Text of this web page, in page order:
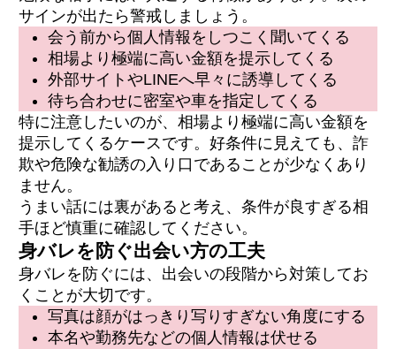
サインが出たら警戒しましょう。
会う前から個人情報をしつこく聞いてくる
相場より極端に高い金額を提示してくる
外部サイトやLINEへ早々に誘導してくる
待ち合わせに密室や車を指定してくる
特に注意したいのが、相場より極端に高い金額を
提示してくるケースです。好条件に見えても、詐
欺や危険な勧誘の入り口であることが少なくあり
ません。
うまい話には裏があると考え、条件が良すぎる相
手ほど慎重に確認してください。
身バレを防ぐ出会い方の工夫
身バレを防ぐには、出会いの段階から対策してお
くことが大切です。
写真は顔がはっきり写りすぎない角度にする
本名や勤務先などの個人情報は伏せる